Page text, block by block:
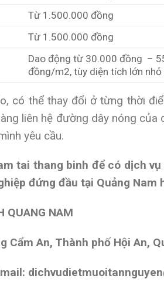
Từ 1.500.000 đồng
Từ 1.500.000 đồng
Dao động từ 30.000 đồng –
đồng/m2, tùy diện tích lớn nhỏ
có thể thay đổi ở từng thời
liên hệ đường dây nóng của
yêu cầu.
tai thang binh để có dịch
đứng đầu tại Quảng Nam
QUANG NAM
Cẩm An, Thành phố Hội An,